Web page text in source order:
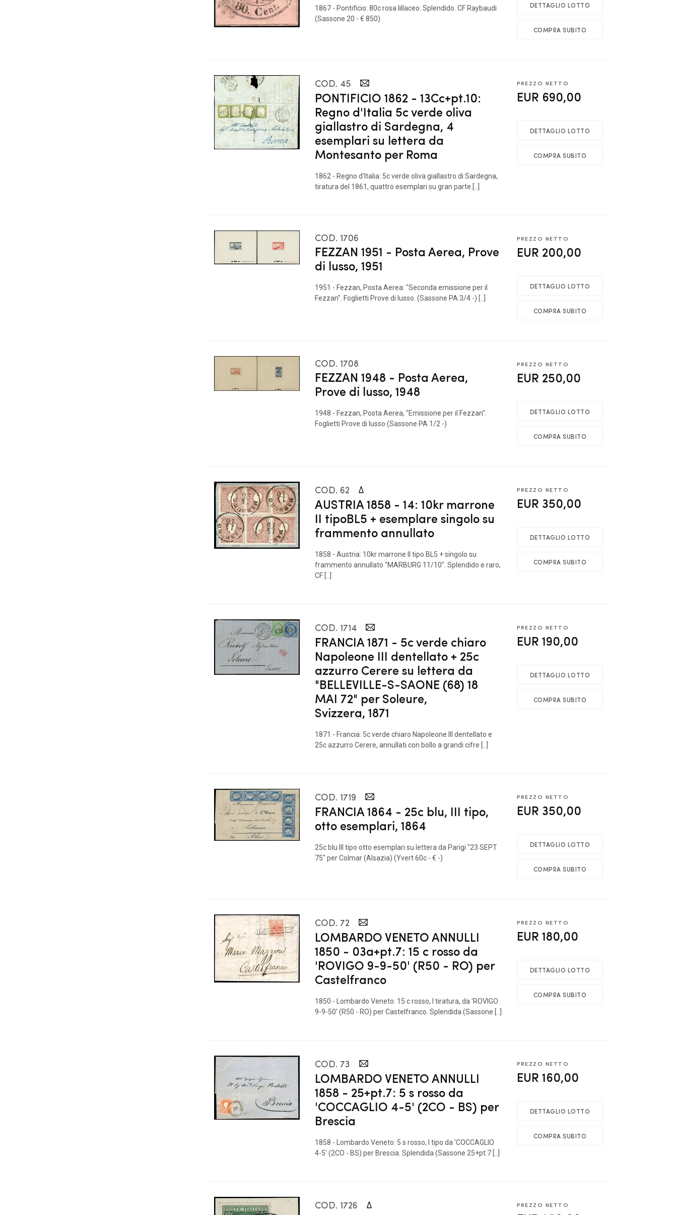
1867 - Pontificio: 80c rosa lillaceo. Splendido. CF Raybaudi
(Sassone 20 - € 850)
DETTAGLIO LOTTO
COMPRA SUBITO
COD. 45
PONTIFICIO 1862 - 13Cc+pt.10:
Regno d'Italia 5c verde oliva
giallastro di Sardegna, 4
esemplari su lettera da
Montesanto per Roma
1862 - Regno d'Italia: 5c verde oliva giallastro di Sardegna,
tiratura del 1861, quattro esemplari su gran parte [..]
PREZZO NETTO
EUR 690,00
DETTAGLIO LOTTO
COMPRA SUBITO
COD. 1706
FEZZAN 1951 - Posta Aerea, Prove
di lusso, 1951
1951 - Fezzan, Posta Aerea: "Seconda emissione per il
Fezzan". Foglietti Prove di lusso. (Sassone PA 3/4 -) [..]
PREZZO NETTO
EUR 200,00
DETTAGLIO LOTTO
COMPRA SUBITO
COD. 1708
FEZZAN 1948 - Posta Aerea,
Prove di lusso, 1948
1948 - Fezzan, Posta Aerea, "Emissione per il Fezzan".
Foglietti Prove di lusso (Sassone PA 1/2 -)
PREZZO NETTO
EUR 250,00
DETTAGLIO LOTTO
COMPRA SUBITO
COD. 62
AUSTRIA 1858 - 14: 10kr marrone
II tipoBL5 + esemplare singolo su
frammento annullato
1858 - Austria: 10kr marrone II tipo BL5 + singolo su
frammento annullato "MARBURG 11/10". Splendido e raro,
CF [..]
PREZZO NETTO
EUR 350,00
DETTAGLIO LOTTO
COMPRA SUBITO
COD. 1714
FRANCIA 1871 - 5c verde chiaro
Napoleone III dentellato + 25c
azzurro Cerere su lettera da
"BELLEVILLE-S-SAONE (68) 18
MAI 72" per Soleure,
Svizzera, 1871
1871 - Francia: 5c verde chiaro Napoleone III dentellato e
25c azzurro Cerere, annullati con bollo a grandi cifre [..]
PREZZO NETTO
EUR 190,00
DETTAGLIO LOTTO
COMPRA SUBITO
COD. 1719
FRANCIA 1864 - 25c blu, III tipo,
otto esemplari, 1864
25c blu III tipo otto esemplari su lettera da Parigi "23 SEPT
75" per Colmar (Alsazia) (Yvert 60c - € -)
PREZZO NETTO
EUR 350,00
DETTAGLIO LOTTO
COMPRA SUBITO
COD. 72
LOMBARDO VENETO ANNULLI
1850 - 03a+pt.7: 15 c rosso da
'ROVIGO 9-9-50' (R50 - RO) per
Castelfranco
1850 - Lombardo Veneto: 15 c rosso, I tiratura, da 'ROVIGO
9-9-50' (R50 - RO) per Castelfranco. Splendida (Sassone [..]
PREZZO NETTO
EUR 180,00
DETTAGLIO LOTTO
COMPRA SUBITO
COD. 73
LOMBARDO VENETO ANNULLI
1858 - 25+pt.7: 5 s rosso da
'COCCAGLIO 4-5' (2CO - BS) per
Brescia
1858 - Lombardo Veneto: 5 s rosso, I tipo da 'COCCAGLIO
4-5' (2CO - BS) per Brescia. Splendida (Sassone 25+pt.7 [..]
PREZZO NETTO
EUR 160,00
DETTAGLIO LOTTO
COMPRA SUBITO
COD. 1726 PREZZO NETTO